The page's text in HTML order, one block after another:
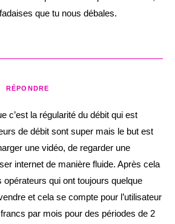
que tu nous débales.
RÉPONDRE
c’est la régularité du débit qui est
de débit sont super mais le but est
une vidéo, de regarder une
internet de manière fluide. Après cela
opérateurs qui ont toujours quelque
et cela se compte pour l’utilisateur
par mois pour des périodes de 2